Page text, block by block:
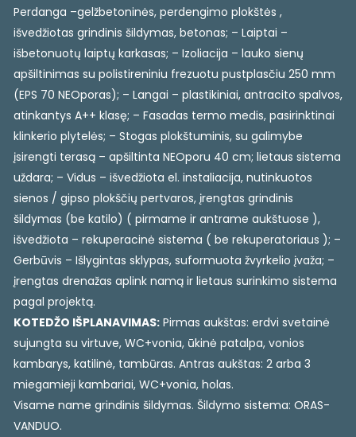
Perdanga –gelžbetoninės, perdengimo plokštės ,
išvedžiotas grindinis šildymas, betonas; – Laiptai –
išbetonuotų laiptų karkasas; – Izoliacija – lauko sienų
apšiltinimas su polistireniniu frezuotu pustplasčiu 250 mm
(EPS 70 NEOporas); – Langai – plastikiniai, antracito spalvos,
atinkantys A++ klasę; – Fasadas termo medis, pasirinktinai
klinkerio plytelės; – Stogas plokštuminis, su galimybe
įsirengti terasą – apšiltinta NEOporu 40 cm; lietaus sistema
uždara; – Vidus – išvedžiota el. instaliacija, nutinkuotos
sienos / gipso plokščių pertvaros, įrengtas grindinis
šildymas (be katilo) ( pirmame ir antrame aukštuose ),
išvedžiota – rekuperacinė sistema ( be rekuperatoriaus ); –
Gerbūvis – Išlygintas sklypas, suformuota žvyrkelio įvaža; –
įrengtas drenažas aplink namą ir lietaus surinkimo sistema
pagal projektą.
KOTEDŽO IŠPLANAVIMAS: Pirmas aukštas: erdvi svetainė
sujungta su virtuve, WC+vonia, ūkinė patalpa, vonios
kambarys, katilinė, tambūras. Antras aukštas: 2 arba 3
miegamieji kambariai, WC+vonia, holas.
Visame name grindinis šildymas. Šildymo sistema: ORAS-
VANDUO.